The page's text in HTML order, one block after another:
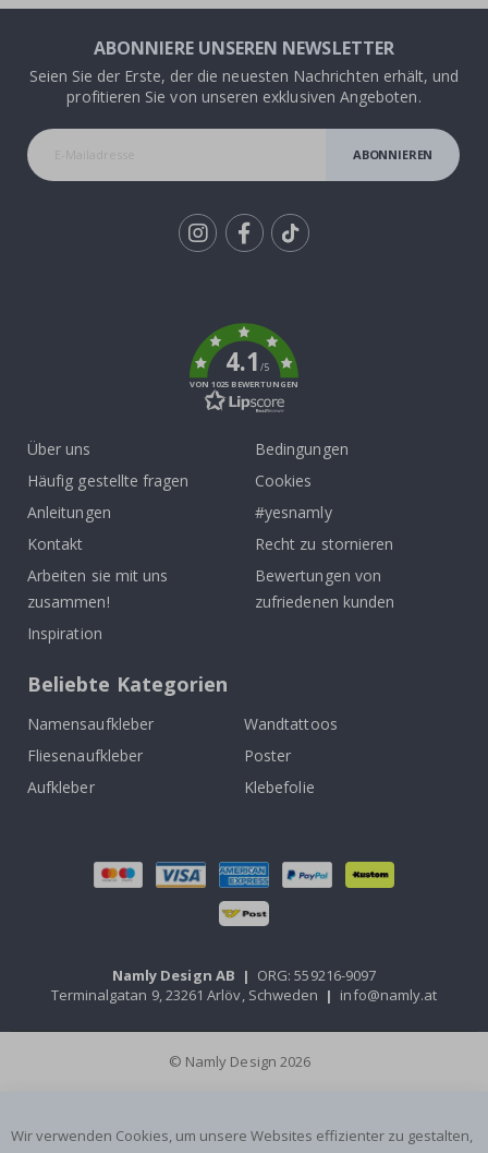
ABONNIERE UNSEREN NEWSLETTER
Seien Sie der Erste, der die neuesten Nachrichten erhält, und
profitieren Sie von unseren exklusiven Angeboten.
ABONNIEREN
4.1/5
VON 1025 BEWERTUNGEN
Über uns
Häufig gestellte fragen
Anleitungen
Kontakt
Arbeiten sie mit uns
zusammen!
Inspiration
Bedingungen
Cookies
#yesnamly
Recht zu stornieren
Bewertungen von
zufriedenen kunden
Beliebte Kategorien
Namensaufkleber
Wandtattoos
Fliesenaufkleber
Poster
Aufkleber
Klebefolie
Namly Design AB | ORG: 559216-9097
Terminalgatan 9, 23261 Arlöv, Schweden | info@namly.at
© Namly Design 2026
Wir verwenden Cookies, um unsere Websites effizienter zu gestalten,